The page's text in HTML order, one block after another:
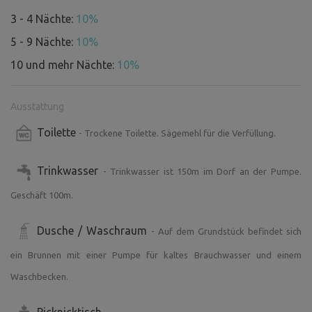
Der nächste Albert-Supermarkt befindet sich in 12 km
Entfernung in Adamov.
Das Navigationsgerät führt Sie nämlich bis zum Ortsende,
und von dort aus müssen Sie die Route für „Fußgänger“
Fahren Sie einfach geradeaus durch den Ort, über den
Dorfplatz, vorbei am Laden und am Kinderspielplatz bis
Tor mit einem Schild „Bezkemp“.
Teilen Sie mir bitte mit, wann Sie ungefähr ankommen
3 - 4 Nächte: 10%
5 - 9 Nächte: 10%
10 und mehr Nächte: 10%
Ausstattung
Toilette - Trockene Toilette. Sägemehl für die Verfüllung.
Trinkwasser - Trinkwasser ist 150m im Dorf an der Pumpe.
Geschäft 100m.
Dusche / Waschraum - Auf dem Grundstück befindet sich
ein Brunnen mit einer Pumpe für kaltes Brauchwasser und einem
Waschbecken.